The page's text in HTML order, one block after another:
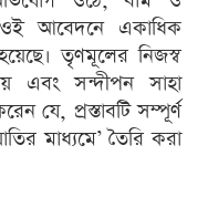
ওই আবেদনে একাধিক
তৃণমূলের নিজস্ব
এবং সন্দীপন সাহা
যে, প্রস্তাবটি সম্পূর্ণ
মাধ্যমে’ তৈরি করা